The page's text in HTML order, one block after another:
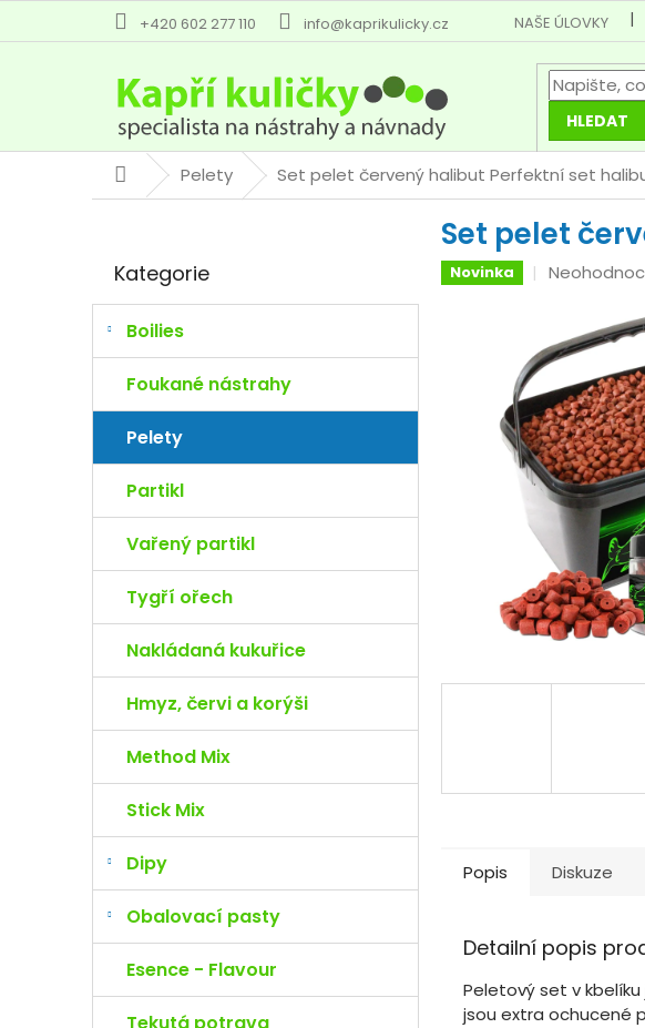
+420 602 277 110 info@kaprikulicky.cz NAŠE ÚLOVKY
HLEDAT
DomůPelety Set pelet červený halibut Perfektní set
r
n
í
l
kategorie
Kategorie
Boilies
Foukané nástrahy
Pelety
Partikl
Vařený partikl
Tygří ořech
Nakládaná kukuřice
Hmyz, červi a korýši
Method Mix
Stick Mix
Dipy
Obalovací pasty
Esence - Flavour
Set pelet
Novinka
Průměrné
produktu
je
0,0
z
5
hvězdiček.
Popis Diskuze
Detailní popis
Peletový set v
jsou extra ochucené